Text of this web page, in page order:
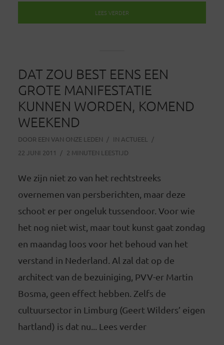
LEES VERDER
DAT ZOU BEST EENS EEN
GROTE MANIFESTATIE
KUNNEN WORDEN, KOMEND
WEEKEND
DOOR EEN VAN ONZE LEDEN IN ACTUEEL
22 JUNI 2011
2 MINUTEN LEESTIJD
We zijn niet zo van het rechtstreeks
overnemen van persberichten, maar deze
schoot er per ongeluk tussendoor. Voor wie
het nog niet wist, maar tout kunst gaat zondag
en maandag loos voor het behoud van het
verstand in Nederland. Al zal dat op de
architect van de bezuiniging, PVV-er Martin
Bosma, geen effect hebben. Zelfs de
cultuursector in Limburg (Geert Wilders’ eigen
hartland) is dat nu... Lees verder